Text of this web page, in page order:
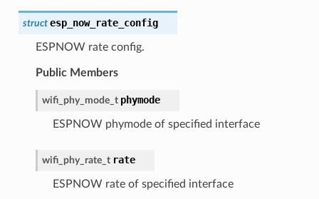
struct esp_now_rate_config
ESPNOW rate config.
Public Members
wifi_phy_mode_t phymode
ESPNOW phymode of specified interface
wifi_phy_rate_t rate
ESPNOW rate of specified interface